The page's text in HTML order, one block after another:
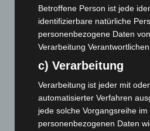
eingedämmt
6. August 2026
Region Hannover: 21 neue
5. August 2026
Mann läuft mit Hockeyschläger
Zeugen
5. August 2026
Betroffene Person ist jede
identifizierbare natürliche
personenbezogene Daten
Verarbeitung
c) Verarbeitung
Verarbeitung ist jeder mit
automatisierter Verfahren
jede solche Vorgangsreihe
personenbezogenen Daten